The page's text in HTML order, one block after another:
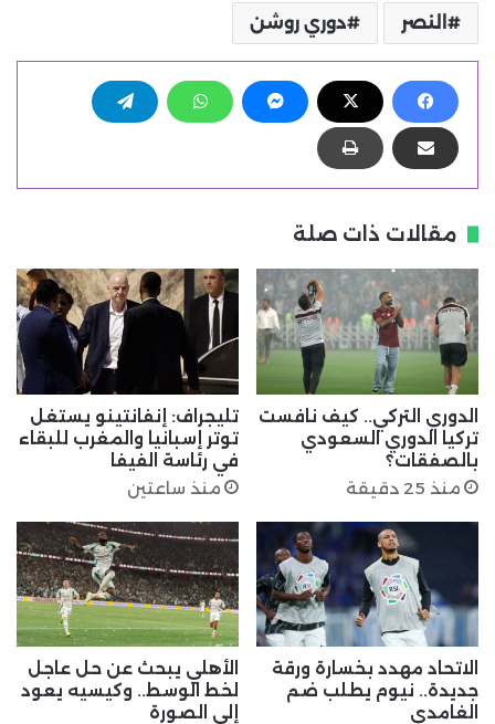
النصر دوري روشن
مقالات ذات صلة
الدوري التركي.. كيف نافست
تركيا الدوري السعودي
بالصفقات؟
منذ 25 دقيقة
تليجراف: إنفانتينو يستغل
توتر إسبانيا والمغرب للبقاء
في رئاسة الفيفا
منذ ساعتين
الاتحاد مهدد بخسارة ورقة
جديدة.. نيوم يطلب ضم
الغامدي
الأهلي يبحث عن حل عاجل
لخط الوسط.. وكيسيه يعود
إلى الصورة